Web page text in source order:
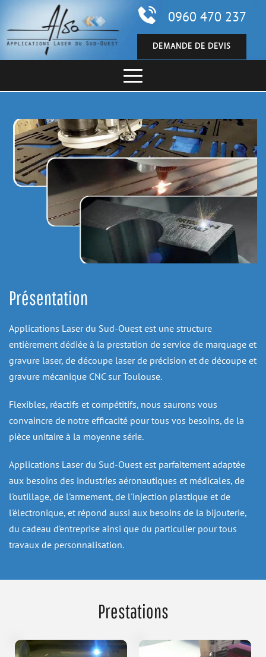
0960 470 237
DEMANDE DE DEVIS
Présentation
Applications Laser du Sud-Ouest est une structure
entièrement dédiée à la prestation de service de marquage et
gravure laser, de découpe laser de précision et de découpe et
gravure mécanique CNC sur Toulouse.
Flexibles, réactifs et compétitifs, nous saurons vous
convaincre de notre efficacité pour tous vos besoins, de la
pièce unitaire à la moyenne série.
Applications Laser du Sud-Ouest est parfaitement adaptée
aux besoins des industries aéronautiques et médicales, de
l'outillage, de l'armement, de l'injection plastique et de
l'électronique, et répond aussi aux besoins de la bijouterie,
du cadeau d'entreprise ainsi que du particulier pour tous
travaux de personnalisation.
Prestations